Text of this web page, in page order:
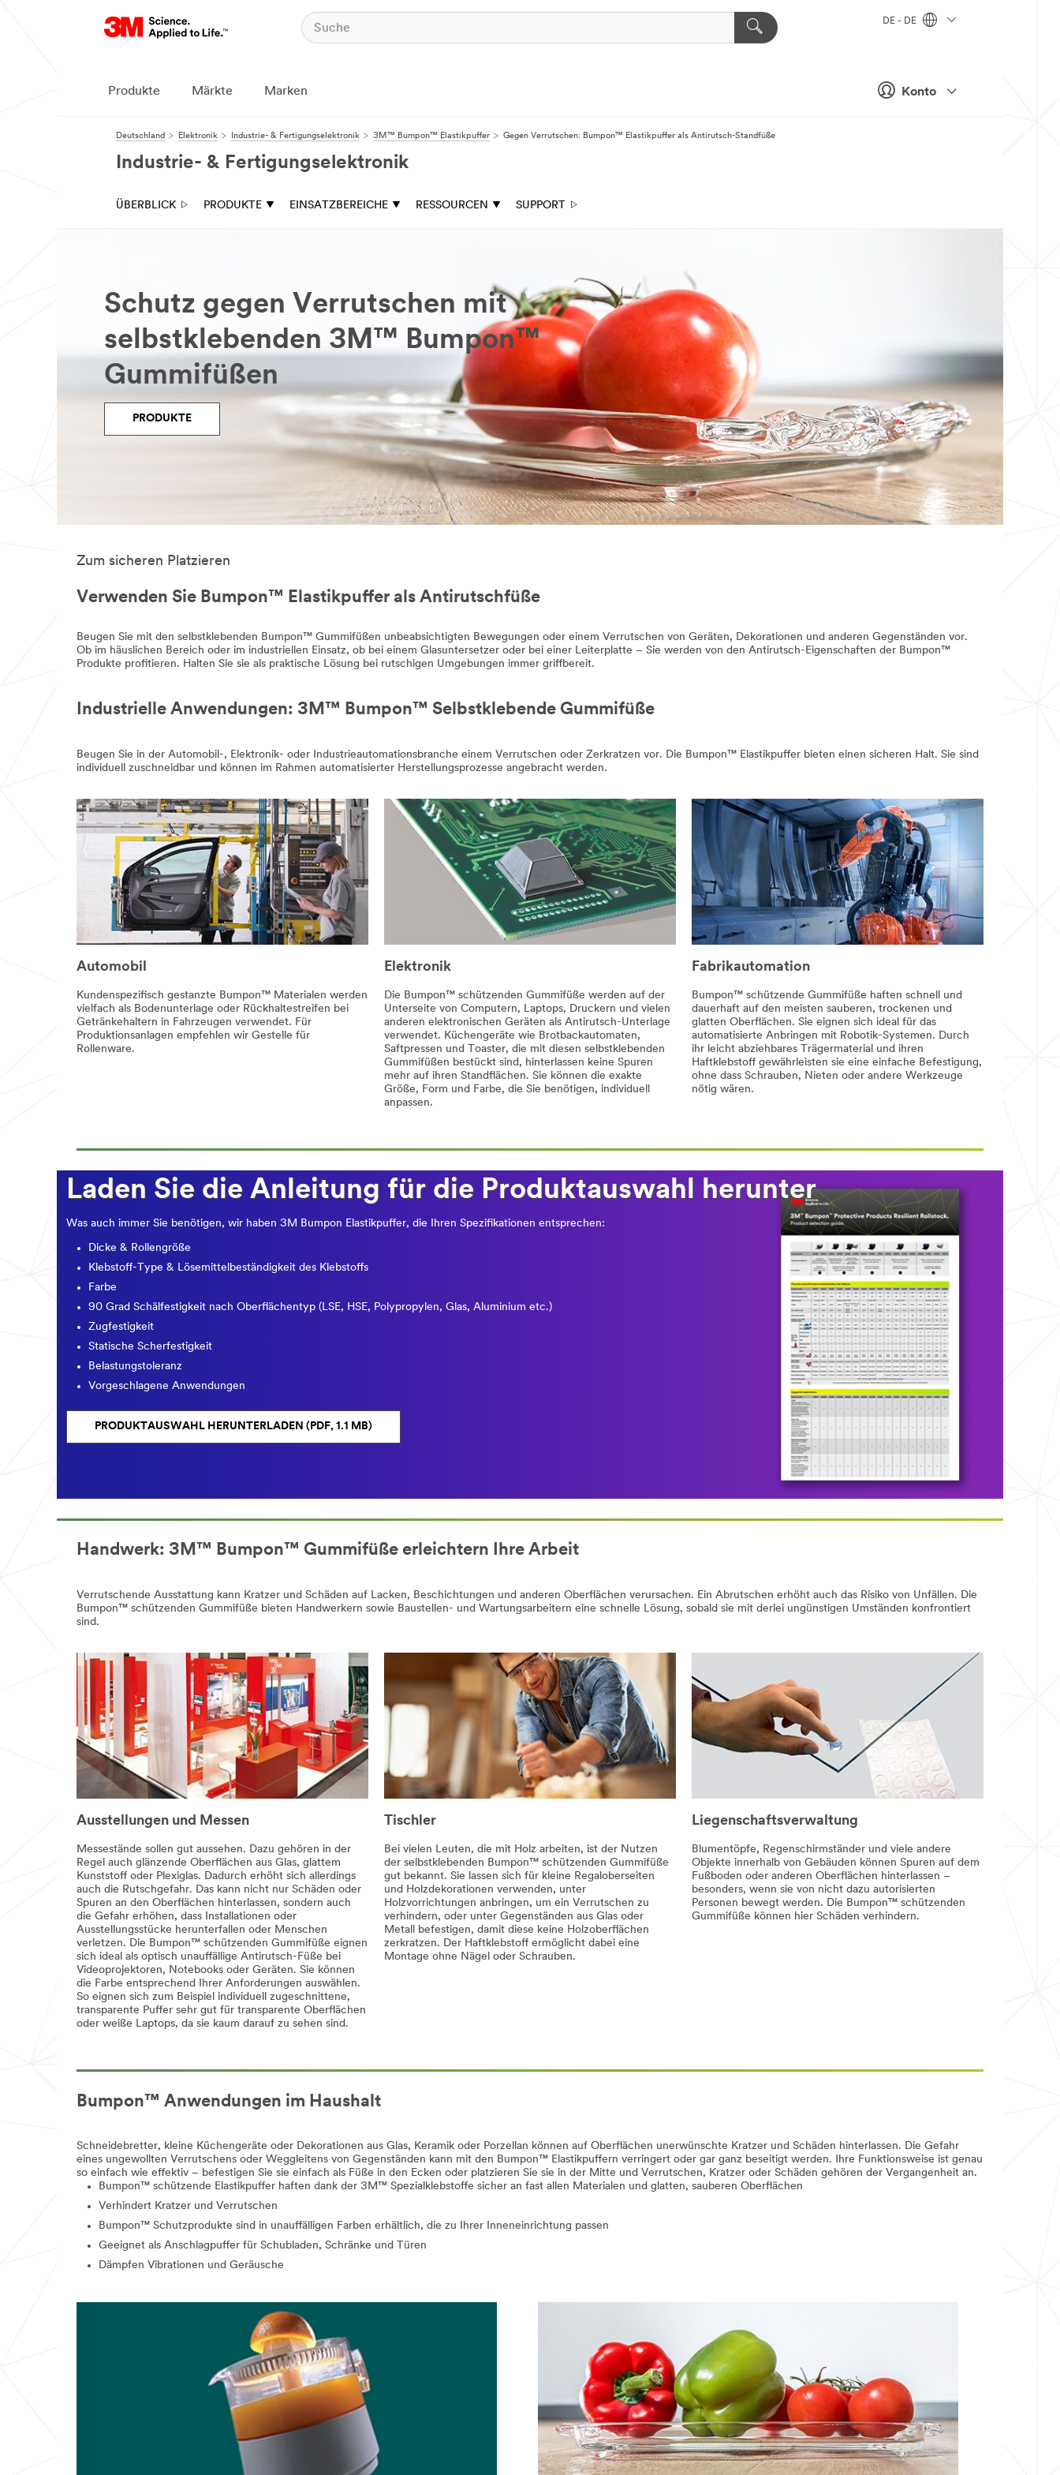
Konto
DE - DE
Produkte Märkte Marken
Deutschland Elektronik Industrie- & Fertigungselektronik 3M™ Bumpon™ Elastikpuffer Gegen Verrutschen: Bumpon™ Elastikpuffer als Antirutsch-Standfüße
Industrie- & Fertigungselektronik
ÜBERBLICK PRODUKTE EINSATZBEREICHE RESSOURCEN SUPPORT
Schutz gegen Verrutschen mit
selbstklebenden 3M™ Bumpon™
Gummifüßen
PRODUKTE
Zum sicheren Platzieren
Verwenden Sie Bumpon™ Elastikpuffer als Antirutschfüße
Beugen Sie mit den selbstklebenden Bumpon™ Gummifüßen unbeabsichtigten Bewegungen oder einem Verrutschen von Geräten, Dekorationen und anderen Gegenständen vor.
Ob im häuslichen Bereich oder im industriellen Einsatz, ob bei einem Glasuntersetzer oder bei einer Leiterplatte – Sie werden von den Antirutsch-Eigenschaften der Bumpon™
Produkte profitieren. Halten Sie sie als praktische Lösung bei rutschigen Umgebungen immer griffbereit.
Industrielle Anwendungen: 3M™ Bumpon™ Selbstklebende Gummifüße
Beugen Sie in der Automobil-, Elektronik- oder Industrieautomationsbranche einem Verrutschen oder Zerkratzen vor. Die Bumpon™ Elastikpuffer bieten einen sicheren Halt. Sie sind
individuell zuschneidbar und können im Rahmen automatisierter Herstellungsprozesse angebracht werden.
Automobil
Kundenspezifisch gestanzte Bumpon™ Materialen werden
vielfach als Bodenunterlage oder Rückhaltestreifen bei
Getränkehaltern in Fahrzeugen verwendet. Für
Produktionsanlagen empfehlen wir Gestelle für
Rollenware.
Elektronik
Die Bumpon™ schützenden Gummifüße werden auf der
Unterseite von Computern, Laptops, Druckern und vielen
anderen elektronischen Geräten als Antirutsch-Unterlage
verwendet. Küchengeräte wie Brotbackautomaten,
Saftpressen und Toaster, die mit diesen selbstklebenden
Gummifüßen bestückt sind, hinterlassen keine Spuren
mehr auf ihren Standflächen. Sie können die exakte
Größe, Form und Farbe, die Sie benötigen, individuell
anpassen.
Fabrikautomation
Bumpon™ schützende Gummifüße haften schnell und
dauerhaft auf den meisten sauberen, trockenen und
glatten Oberflächen. Sie eignen sich ideal für das
automatisierte Anbringen mit Robotik-Systemen. Durch
ihr leicht abziehbares Trägermaterial und ihren
Haftklebstoff gewährleisten sie eine einfache Befestigung,
ohne dass Schrauben, Nieten oder andere Werkzeuge
nötig wären.
Laden Sie die Anleitung für die Produktauswahl herunter
Was auch immer Sie benötigen, wir haben 3M Bumpon Elastikpuffer, die Ihren Spezifikationen entsprechen:
Dicke & Rollengröße
Klebstoff-Type & Lösemittelbeständigkeit des Klebstoffs
Farbe
90 Grad Schälfestigkeit nach Oberflächentyp (LSE, HSE, Polypropylen, Glas, Aluminium etc.)
Zugfestigkeit
Statische Scherfestigkeit
Belastungstoleranz
Vorgeschlagene Anwendungen
PRODUKTAUSWAHL HERUNTERLADEN (PDF, 1.1 MB)
Schließen
Alle Felder sind Pflichtfelder, sofern
nicht anders gekennzeichnet.
Vorname
Nachname
Land
Deutschland
Anmeldung zur 3M
Kommunikation
Durch Aktivieren des
Kontrollkästchens erkläre ich mich
ausdrücklich damit einverstanden,
per E-Mail werbliche Informationen
Unternehmen (wie hier beschrieben)
zu erhalten. Ich bin damit
personenbezogenen Daten von der
3M Deutschland GmbH und ihren
angeschlossenen Unternehmen
gemäß der Datenschutzrichtlinievon
3M verarbeitet werden, eine
Weiterverarbeitung der Daten auch
Minnesota (USA) stattfindet und die
Daten zu diesem Zweck dorthin
Datenschutzbestimmungen der USA
Handwerk: 3M™ Bumpon™ Gummifüße erleichtern Ihre Arbeit
Verrutschende Ausstattung kann Kratzer und Schäden auf Lacken, Beschichtungen und anderen Oberflächen verursachen. Ein Abrutschen erhöht auch das Risiko von Unfällen. Die
Bumpon™ schützenden Gummifüße bieten Handwerkern sowie Baustellen- und Wartungsarbeitern eine schnelle Lösung, sobald sie mit derlei ungünstigen Umständen konfrontiert
sind.
Ausstellungen und Messen
Messestände sollen gut aussehen. Dazu gehören in der
Regel auch glänzende Oberflächen aus Glas, glattem
Kunststoff oder Plexiglas. Dadurch erhöht sich allerdings
auch die Rutschgefahr. Das kann nicht nur Schäden oder
Spuren an den Oberflächen hinterlassen, sondern auch
die Gefahr erhöhen, dass Installationen oder
Ausstellungsstücke herunterfallen oder Menschen
verletzen. Die Bumpon™ schützenden Gummifüße eignen
sich ideal als optisch unauffällige Antirutsch-Füße bei
Videoprojektoren, Notebooks oder Geräten. Sie können
die Farbe entsprechend Ihrer Anforderungen auswählen.
So eignen sich zum Beispiel individuell zugeschnittene,
transparente Puffer sehr gut für transparente Oberflächen
oder weiße Laptops, da sie kaum darauf zu sehen sind.
Tischler
Bei vielen Leuten, die mit Holz arbeiten, ist der Nutzen
der selbstklebenden Bumpon™ schützenden Gummifüße
gut bekannt. Sie lassen sich für kleine Regaloberseiten
und Holzdekorationen verwenden, unter
Holzvorrichtungen anbringen, um ein Verrutschen zu
verhindern, oder unter Gegenständen aus Glas oder
Metall befestigen, damit diese keine Holzoberflächen
zerkratzen. Der Haftklebstoff ermöglicht dabei eine
Montage ohne Nägel oder Schrauben.
Liegenschaftsverwaltung
Blumentöpfe, Regenschirmständer und viele andere
Objekte innerhalb von Gebäuden können Spuren auf dem
Fußboden oder anderen Oberflächen hinterlassen –
besonders, wenn sie von nicht dazu autorisierten
Personen bewegt werden. Die Bumpon™ schützenden
Gummifüße können hier Schäden verhindern.
Bumpon™ Anwendungen im Haushalt
Schneidebretter, kleine Küchengeräte oder Dekorationen aus Glas, Keramik oder Porzellan können auf Oberflächen unerwünschte Kratzer und Schäden hinterlassen. Die Gefahr
eines ungewollten Verrutschens oder Weggleitens von Gegenständen kann mit den Bumpon™ Elastikpuffern verringert oder gar ganz beseitigt werden. Ihre Funktionsweise ist genau
so einfach wie effektiv – befestigen Sie sie einfach als Füße in den Ecken oder platzieren Sie sie in der Mitte und Verrutschen, Kratzer oder Schäden gehören der Vergangenheit an.
Bumpon™ schützende Elastikpuffer haften dank der 3M™ Spezialklebstoffe sicher an fast allen Materialen und glatten, sauberen Oberflächen
Verhindert Kratzer und Verrutschen
Bumpon™ Schutzprodukte sind in unauffälligen Farben erhältlich, die zu Ihrer Inneneinrichtung passen
Geeignet als Anschlagpuffer für Schubladen, Schränke und Türen
Dämpfen Vibrationen und Geräusche